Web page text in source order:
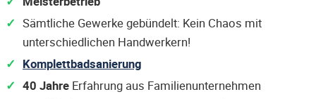
Sämtliche Gewerke gebündelt: Kein Chaos mit
unterschiedlichen Handwerkern!
Komplettbadsanierung
40 Jahre Erfahrung aus Familienunternehmen